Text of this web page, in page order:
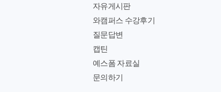
자유게시판
와캠퍼스 수강후기
질문답변
캡틴
예스폼 자료실
문의하기